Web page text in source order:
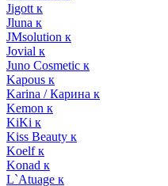
Jigott к
Jluna к
JMsolution к
Jovial к
Juno Cosmetic к
Kapous к
Karina / Карина к
Kemon к
KiKi к
Kiss Beauty к
Koelf к
Konad к
L`Atuage к